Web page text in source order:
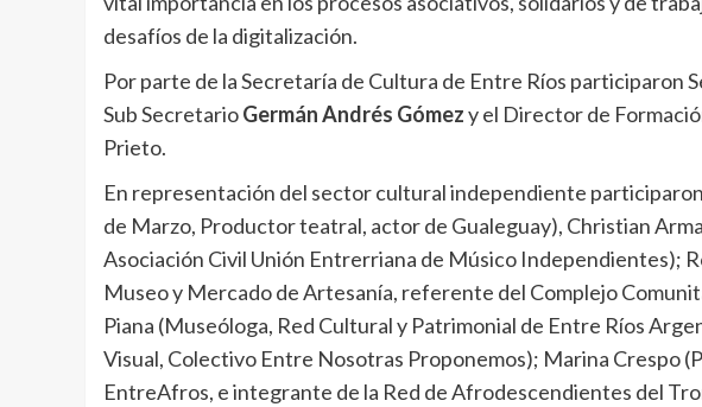
desafíos de la digitalización.
Por parte de la Secretaría de Cultura de Entre Ríos participaron
Sub SecretarioGermán Andrés Gómezy el Director de
Prieto.
En representación del sector cultural independiente
de Marzo, Productor teatral, actor de Gualeguay), Christian
Asociación Civil Unión Entrerriana de Músico Independientes);
Museo y Mercado de Artesanía, referente del Complejo
Piana (Museóloga, Red Cultural y Patrimonial de Entre Ríos
Visual, Colectivo Entre Nosotras Proponemos); Marina Crespo
EntreAfros, e integrante de la Red de Afrodescendientes del